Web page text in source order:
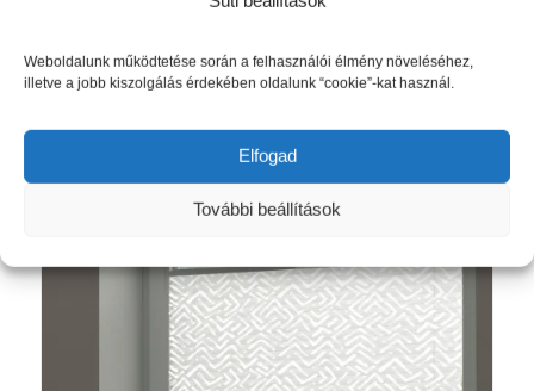
Weboldalunk működtetése során a felhasználói élmény növeléséhez,
illetve a jobb kiszolgálás érdekében oldalunk “cookie”-kat használ.
Elfogad
További beállítások
Anyaggal
6 040Ft – 9 565FtÁrtartomány:
040 Ft
565 Ft